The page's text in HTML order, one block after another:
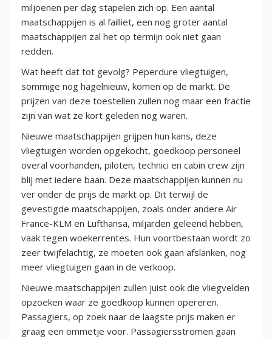
miljoenen per dag stapelen zich op. Een aantal
maatschappijen is al failliet, een nog groter aantal
maatschappijen zal het op termijn ook niet gaan
redden.
Wat heeft dat tot gevolg? Peperdure vliegtuigen,
sommige nog hagelnieuw, komen op de markt. De
prijzen van deze toestellen zullen nog maar een fractie
zijn van wat ze kort geleden nog waren.
Nieuwe maatschappijen grijpen hun kans, deze
vliegtuigen worden opgekocht, goedkoop personeel
overal voorhanden, piloten, technici en cabin crew zijn
blij met iedere baan. Deze maatschappijen kunnen nu
ver onder de prijs de markt op. Dit terwijl de
gevestigde maatschappijen, zoals onder andere Air
France-KLM en Lufthansa, miljarden geleend hebben,
vaak tegen woekerrentes. Hun voortbestaan wordt zo
zeer twijfelachtig, ze moeten ook gaan afslanken, nog
meer vliegtuigen gaan in de verkoop.
Nieuwe maatschappijen zullen juist ook die vliegvelden
opzoeken waar ze goedkoop kunnen opereren.
Passagiers, op zoek naar de laagste prijs maken er
graag een ommetje voor. Passagiersstromen gaan